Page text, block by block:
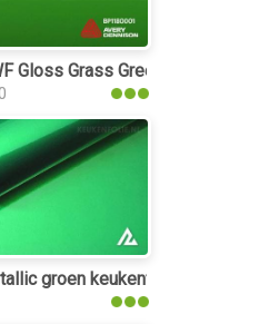
keukenfolie
Gloss Grass Green keukenfolie
keukenfolie
groen keukenfolie